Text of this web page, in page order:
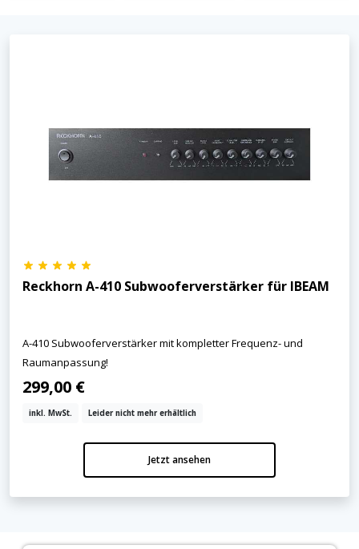
Reckhorn A-410 Subwooferverstärker für IBEAM
A-410 Subwooferverstärker mit kompletter Frequenz- und
Raumanpassung!
299,00 €
inkl. MwSt. Leider nicht mehr erhältlich
Jetzt ansehen